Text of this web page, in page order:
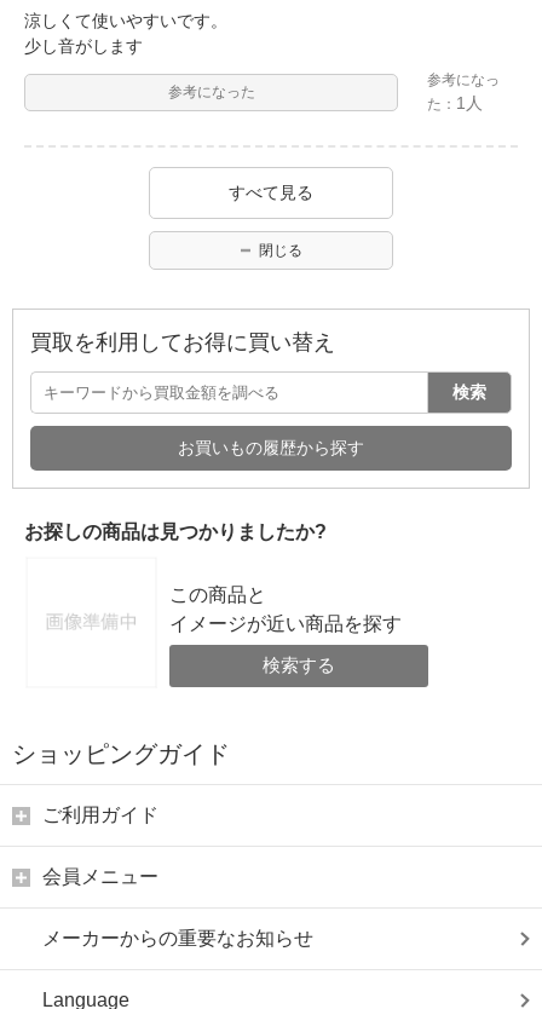
涼しくて使いやすいです。
少し音がします
参考になった
参考になっ
た： 1人
すべて見る
閉じる
買取を利用してお得に買い替え
検索
お買いもの履歴から探す
お探しの商品は見つかりましたか?
この商品と
イメージが近い商品を探す
検索する
ショッピングガイド
ご利用ガイド
会員メニュー
メーカーからの重要なお知らせ
Language